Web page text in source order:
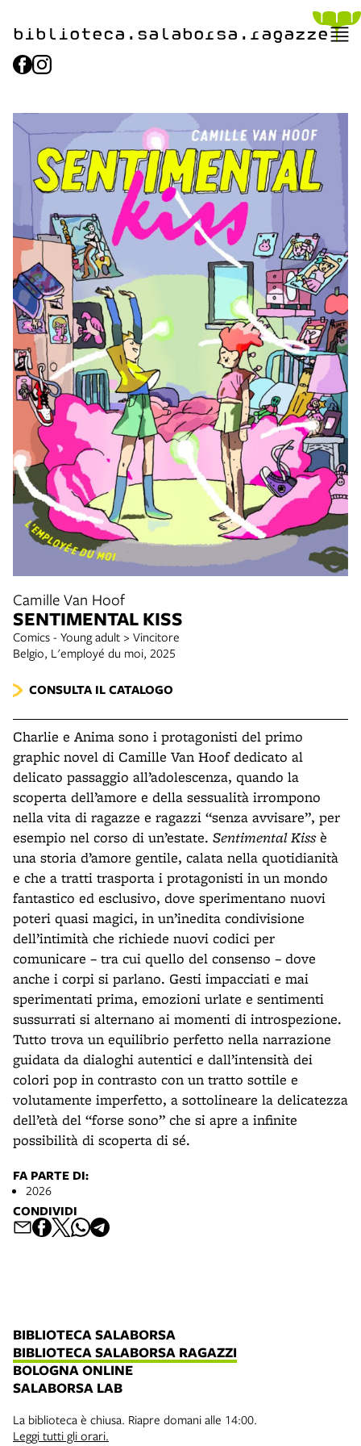
biblioteca.​salaborsa.ragazze
Camille Van Hoof
SENTIMENTAL KISS
Comics - Young adult > Vincitore
Belgio, L'employé du moi, 2025
CONSULTA IL CATALOGO
Charlie e Anima sono i protagonisti del primo
graphic novel di Camille Van Hoof dedicato al
delicato passaggio all’adolescenza, quando la
scoperta dell’amore e della sessualità irrompono
nella vita di ragazze e ragazzi “senza avvisare”, per
esempio nel corso di un’estate. Sentimental Kissè
una storia d’amore gentile, calata nella quotidianità
e che a tratti trasporta i protagonisti in un mondo
fantastico ed esclusivo, dove sperimentano nuovi
poteri quasi magici, in un’inedita condivisione
dell’intimità che richiede nuovi codici per
comunicare – tra cui quello del consenso – dove
anche i corpi si parlano. Gesti impacciati e mai
sperimentati prima, emozioni urlate e sentimenti
sussurrati si alternano ai momenti di introspezione.
Tutto trova un equilibrio perfetto nella narrazione
guidata da dialoghi autentici e dall’intensità dei
colori pop in contrasto con un tratto sottile e
volutamente imperfetto, a sottolineare la delicatezza
dell’età del “forse sono” che si apre a infinite
possibilità di scoperta di sé.
FA PARTE DI:
2026
CONDIVIDI
BIBLIOTECA SALABORSA
BIBLIOTECA SALABORSA RAGAZZI
BOLOGNA ONLINE
SALABORSA LAB
La biblioteca è chiusa. Riapre domani alle 14:00.
Leggi tutti gli orari.